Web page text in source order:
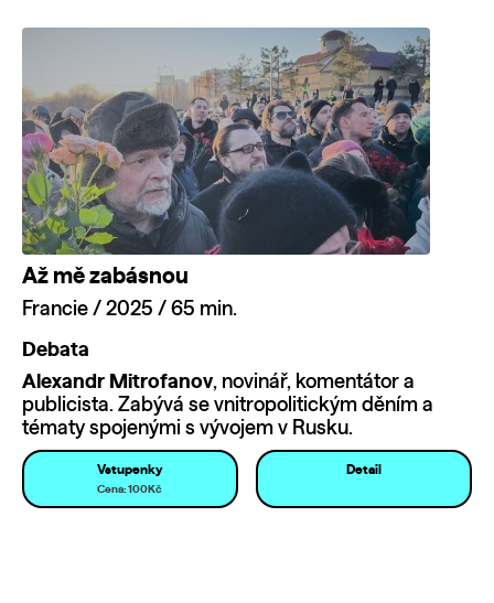
Až mě zabásnou
Francie / 2025 / 65 min.
Debata
Alexandr Mitrofanov, novinář, komentátor a
publicista. Zabývá se vnitropolitickým děním a
tématy spojenými s vývojem v Rusku.
Vstupenky
Cena: 100Kč
Detail